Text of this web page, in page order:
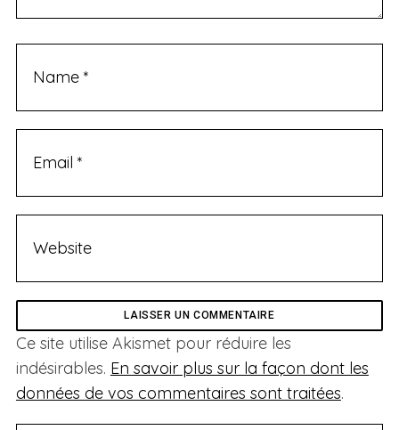
Ce site utilise Akismet pour réduire les
indésirables. En savoir plus sur la façon dont les
données de vos commentaires sont traitées.